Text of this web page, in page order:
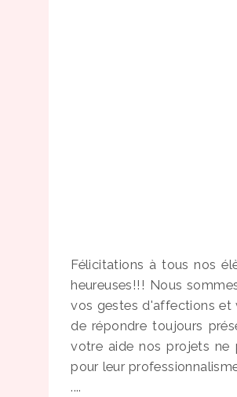
Félicitations à tous nos
heureuses!!! Nous
vos gestes d'affections et
de répondre toujours
votre aide nos projets ne
pour leur
....